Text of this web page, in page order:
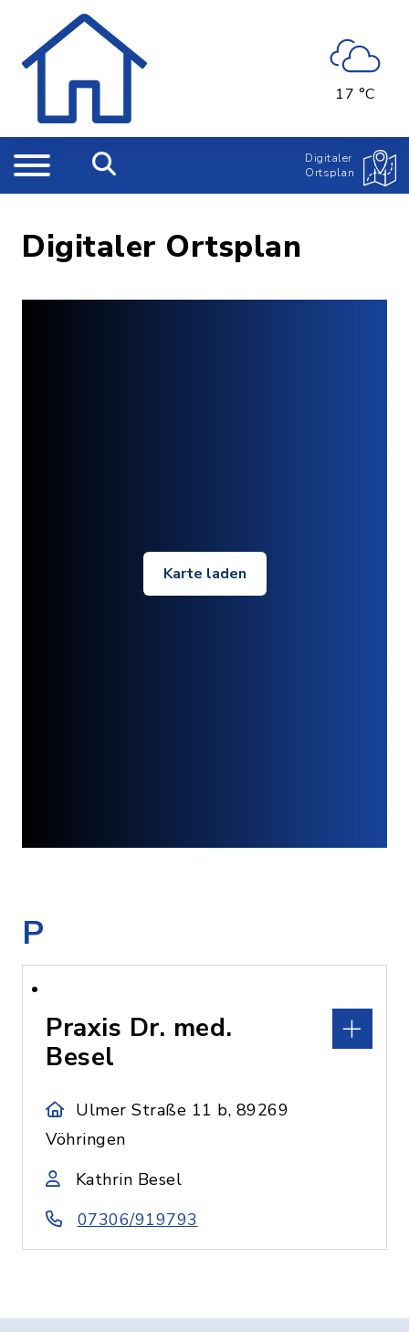
17 °C
Digitaler
Ortsplan
Digitaler Ortsplan
Karte laden
P
Praxis Dr. med.
Besel
Ulmer Straße 11 b, 89269
Vöhringen
Kathrin Besel
07306/919793